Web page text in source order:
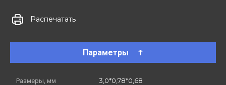
Распечатать
Параметры
Размеры, мм 3,0*0,78*0,68